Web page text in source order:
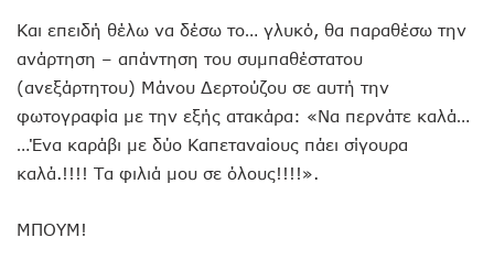
Και επειδή θέλω να δέσω το… γλυκό, θα παραθέσω την
ανάρτηση – απάντηση του συμπαθέστατου
(ανεξάρτητου) Μάνου Δερτούζου σε αυτή την
φωτογραφία με την εξής ατακάρα: «Να περνάτε καλά…
…Ένα καράβι με δύο Καπεταναίους πάει σίγουρα
καλά.!!!! Τα φιλιά μου σε όλους!!!!».
ΜΠΟΥΜ!